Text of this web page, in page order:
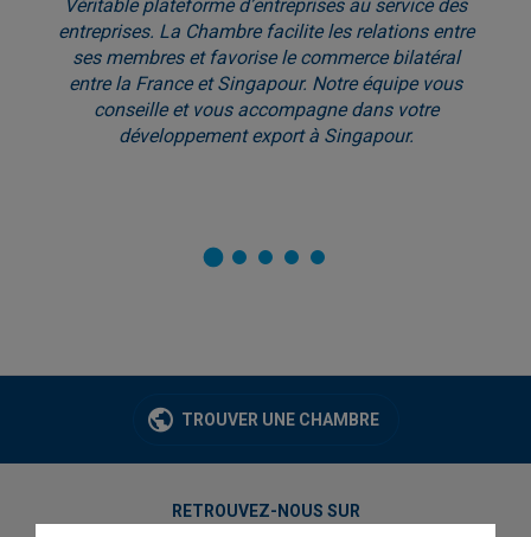
Véritable plateforme d’entreprises au service des
entreprises. La Chambre facilite les relations entre
ses membres et favorise le commerce bilatéral
entre la France et Singapour. Notre équipe vous
conseille et vous accompagne dans votre
développement export à Singapour.
TROUVER UNE CHAMBRE
RETROUVEZ-NOUS SUR